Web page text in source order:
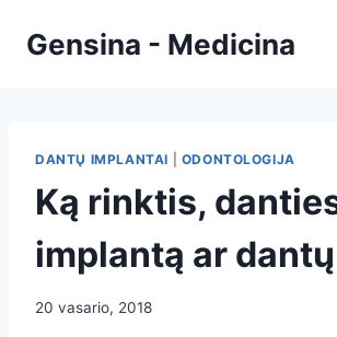
Gensina - Medicina
DANTŲ IMPLANTAI ODONTOLOGIJA
Ką rinktis,
implantą ar
20 vasario, 2018